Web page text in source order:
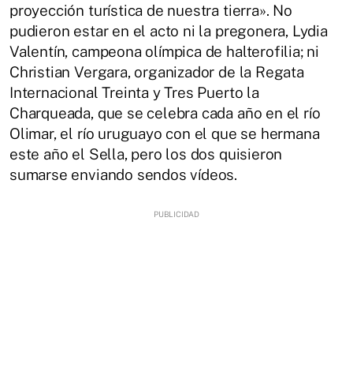
proyección turística de nuestra tierra». No
pudieron estar en el acto ni la pregonera, Lydia
Valentín, campeona olímpica de halterofilia; ni
Christian Vergara, organizador de la Regata
Internacional Treinta y Tres Puerto la
Charqueada, que se celebra cada año en el río
Olimar, el río uruguayo con el que se hermana
este año el Sella, pero los dos quisieron
sumarse enviando sendos vídeos.